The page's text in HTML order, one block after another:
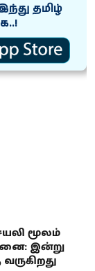
தமிழ்
மூலம்
இன்று